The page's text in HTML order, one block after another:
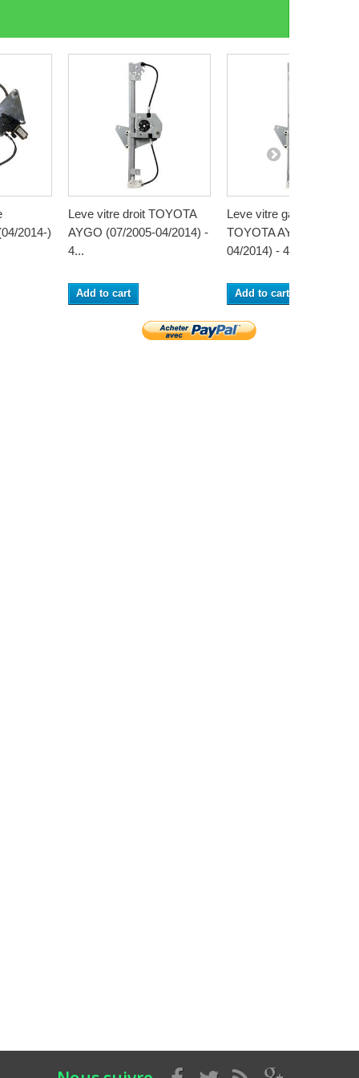
2014-)
Leve vitre droit TOYOTA
AYGO (07/2005-04/2014) -
4...
Add to cart
Leve vitre gauche
TOYOTA AYGO (07/
04/2014) - 4...
Add to cart